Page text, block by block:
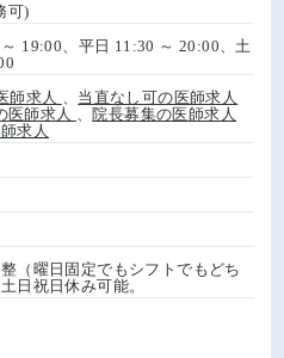
可)
19:00、平日 11:30 ～ 20:00、土
師求人
当直なし可の医師求人
医師求人
院長募集の医師求人
求人
（曜日固定でもシフトでもどち
日祝日休み可能。